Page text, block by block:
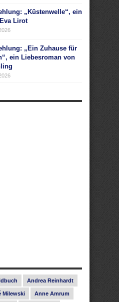
„Küstenwelle“, ein
Lirot
„Ein Zuhause für
ein Liebesroman von
Andrea Reinhardt
Milewski Anne Amrum